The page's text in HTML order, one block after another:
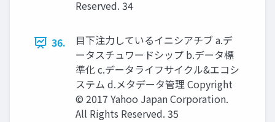
Reserved. 34
36.
目下注力しているイニシアチブ a.デ
ータスチュワードシップ b.データ標
準化 c.データライフサイクル&エコシ
ステム d.メタデータ管理 Copyright
© 2017 Yahoo Japan Corporation.
All Rights Reserved. 35